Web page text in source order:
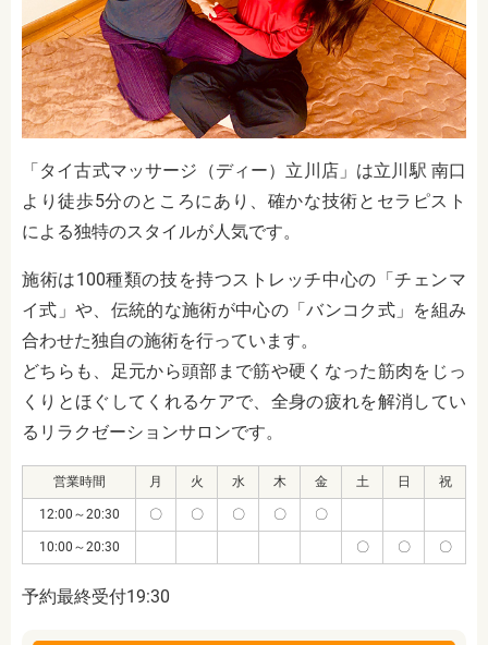
「タイ古式マッサージ（ディー）立川店」は立川駅 南口
より徒歩5分のところにあり、 確かな技術とセラピスト
による独特のスタイルが人気です。
施術は100種類の技を持つストレッチ中心の「チェンマ
イ式」や、伝統的な施術が中心の「バンコク式」を組み
合わせた独自の施術を行っています。
どちらも、足元から頭部まで筋や硬くなった筋肉をじっ
くりとほぐしてくれるケアで、全身の疲れを解消してい
るリラクゼーションサロンです。
営業時間 月 火 水 木 金 土 日 祝
12:00～20:30 〇 〇 〇 〇 〇
10:00～20:30 〇 〇 〇
予約最終受付19:30